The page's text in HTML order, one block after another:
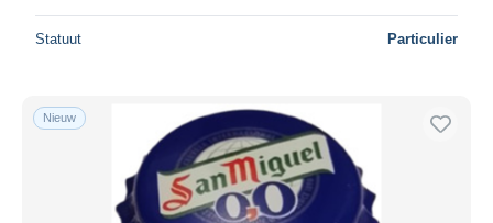
Statuut Particulier
Nieuw